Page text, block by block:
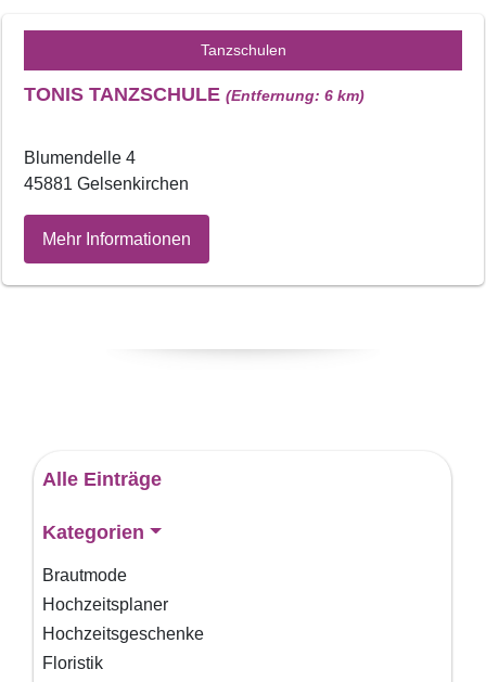
Tanzschulen
TONIS TANZSCHULE (Entfernung: 6 km)
Blumendelle 4
45881 Gelsenkirchen
Mehr Informationen
Alle Einträge
Kategorien
Brautmode
Hochzeitsplaner
Hochzeitsgeschenke
Floristik